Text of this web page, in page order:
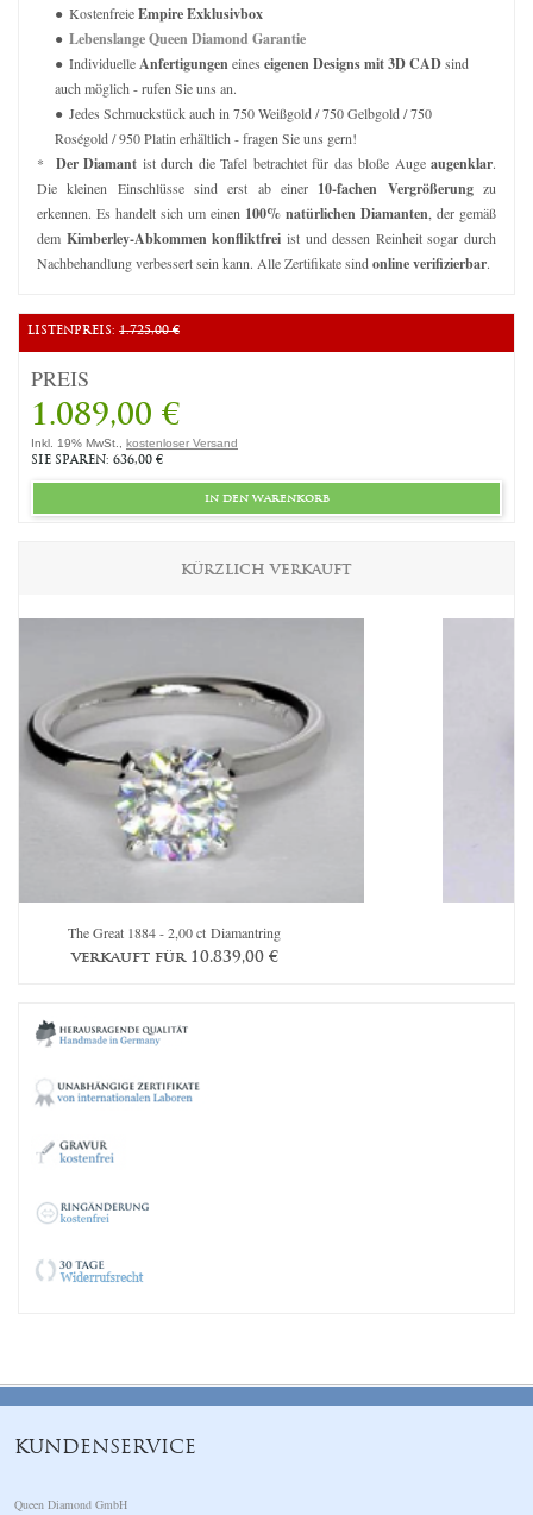
KostenfreieEmpire Exklusivbox
Lebenslange Queen Diamond Garantie
IndividuelleAnfertigungeneines eigenen Designs mit 3D CADsind
auch möglich - rufen Sie uns an.
Jedes Schmuckstück auch in 750 Weißgold / 750 Gelbgold / 750
Roségold / 950 Platin erhältlich - fragen Sie uns gern!
* Der Diamant ist durch die Tafel betrachtet für das bloße Augeaugenklar.
Die kleinen Einschlüsse sind erst ab einer 10-fachen Vergrößerungzu
erkennen. Es handelt sich um einen 100% natürlichen Diamanten , der gemäß
dem Kimberley-Abkommen konfliktfrei ist und dessen Reinheit sogar durch
Nachbehandlung verbessert sein kann. Alle Zertifikate sindonline verifizierbar.
LISTENPREIS: 1.725,00 €
PREIS
1.089,00 €
Inkl. 19% MwSt., kostenloser Versand
SIE SPAREN: 636,00 €
in den warenkorb
KÜRZLICH VERKAUFT
The Great 1884 - 2,00 ct Diamantring
verkauft für 10.839,00€
KUNDENSERVICE
Queen Diamond GmbH